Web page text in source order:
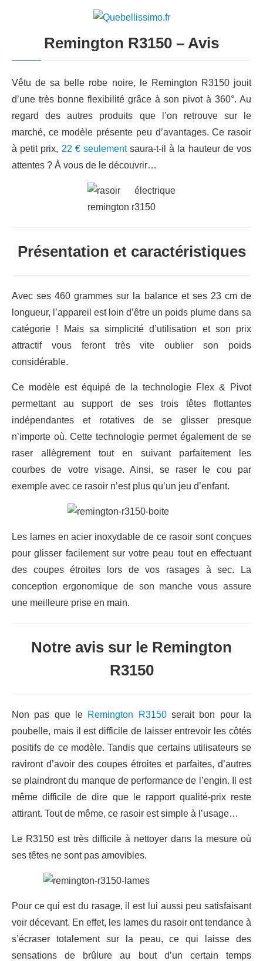
Remington R3150 – Avis
Vêtu de sa belle robe noire, le Remington R3150 jouit
d’une très bonne flexibilité grâce à son pivot à 360°. Au
regard des autres produits que l’on retrouve sur le
marché, ce modèle présente peu d’avantages. Ce rasoir
à petit prix, 22 € seulementsaura-t-il à la hauteur de vos
attentes ? À vous de le découvrir…
Présentation et caractéristiques
Avec ses 460 grammes sur la balance et ses 23 cm de
longueur, l’appareil est loin d’être un poids plume dans sa
catégorie ! Mais sa simplicité d’utilisation et son prix
attractif vous feront très vite oublier son poids
considérable.
Ce modèle est équipé de la technologie Flex & Pivot
permettant au support de ses trois têtes flottantes
indépendantes et rotatives de se glisser presque
n’importe où. Cette technologie permet également de se
raser allègrement tout en suivant parfaitement les
courbes de votre visage. Ainsi, se raser le cou par
exemple avec ce rasoir n’est plus qu’un jeu d’enfant.
Les lames en acier inoxydable de ce rasoir sont conçues
pour glisser facilement sur votre peau tout en effectuant
des coupes étroites lors de vos rasages à sec. La
conception ergonomique de son manche vous assure
une meilleure prise en main.
Notre avis sur le Remington
R3150
Non pas que le Remington R3150serait bon pour la
poubelle, mais il est difficile de laisser entrevoir les côtés
positifs de ce modèle. Tandis que certains utilisateurs se
raviront d’avoir des coupes étroites et parfaites, d’autres
se plaindront du manque de performance de l’engin. Il est
même difficile de dire que le rapport qualité-prix reste
attirant. Tout de même, ce rasoir est simple à l’usage…
Le R3150 est très difficile à nettoyer dans la mesure où
ses têtes ne sont pas amovibles.
Pour ce qui est du rasage, il est lui aussi peu satisfaisant
voir décevant. En effet, les lames du rasoir ont tendance à
s’écraser totalement sur la peau, ce qui laisse des
sensations de brûlure au bout d’un certain temps